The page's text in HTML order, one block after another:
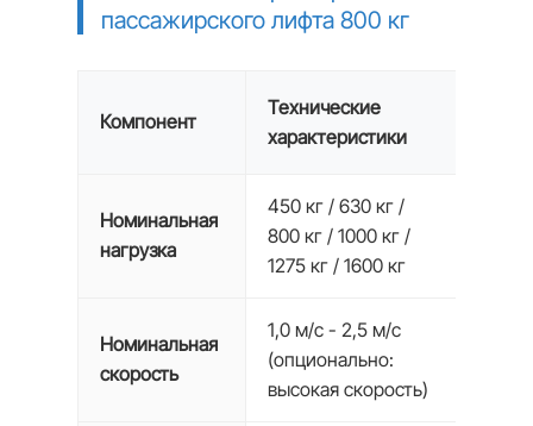
пассажирского лифта 800 кг
Компонент
Технические
характеристики
Номинальная
нагрузка
450 кг / 630 кг /
800 кг / 1000 кг /
1275 кг / 1600 кг
Номинальная
скорость
1,0 м/с - 2,5 м/с
(опционально:
высокая скорость)